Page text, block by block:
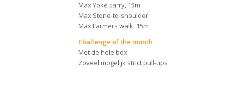
Max Yoke carry, 15m
Max Stone-to-shoulder
Max Farmers walk, 15m
Challenge of the month
Met de hele box:
Zoveel mogelijk strict pull-ups